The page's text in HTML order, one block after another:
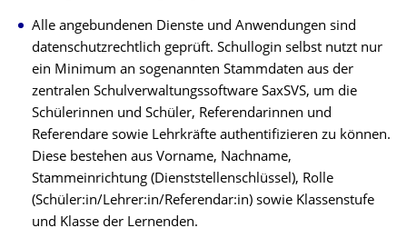
Alle angebundenen Dienste und Anwendungen sind
datenschutzrechtlich geprüft. Schullogin selbst nutzt nur
ein Minimum an sogenannten Stammdaten aus der
zentralen Schulverwaltungssoftware SaxSVS, um die
Schülerinnen und Schüler, Referendarinnen und
Referendare sowie Lehrkräfte authentifizieren zu können.
Diese bestehen aus Vorname, Nachname,
Stammeinrichtung (Dienststellenschlüssel), Rolle
(Schüler:in/Lehrer:in/Referendar:in) sowie Klassenstufe
und Klasse der Lernenden.